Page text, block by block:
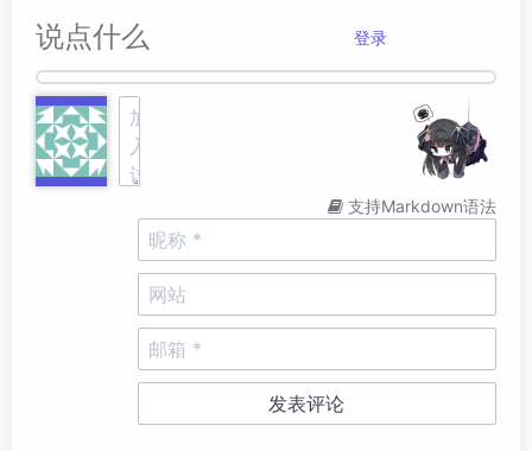
说点什么 登录
支持Markdown语法